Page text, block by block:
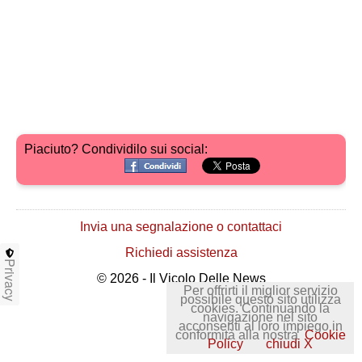
Piaciuto? Condividilo sui social:
Invia una segnalazione o contattaci
Richiedi assistenza
© 2026 - Il Vicolo Delle News
Per offrirti il miglior servizio
possibile questo sito utilizza
cookies. Continuando la
navigazione nel sito
acconsenti al loro impiego in
conformità alla nostra Cookie
Policy chiudi X
Privacy